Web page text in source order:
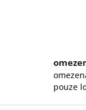
pouze